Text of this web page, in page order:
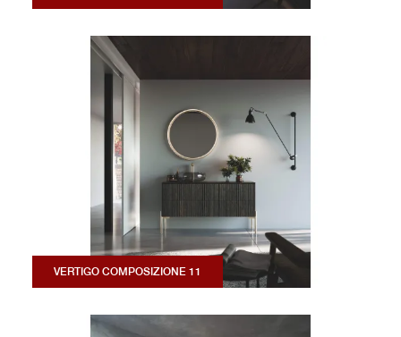
VERTIGO COMPOSIZIONE 11